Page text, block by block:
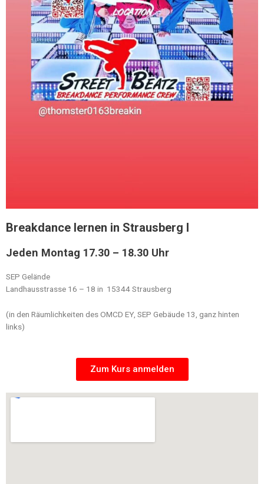
Breakdance lernen in Strausberg I
Jeden Montag 17.30 – 18.30 Uhr
SEP Gelände
Landhausstrasse 16 – 18 in 15344 Strausberg
(in den Räumlichkeiten des OMCD EY, SEP Gebäude 13, ganz hinten
links)
Zum Kurs anmelden